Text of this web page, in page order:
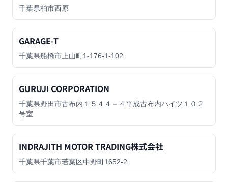
千葉県柏市西原
GARAGE-T
千葉県船橋市上山町1-176-1-102
GURUJI CORPORATION
千葉県野田市古布内１５４４－４平成古布内ハイツ１０２
号室
INDRAJITH MOTOR TRADING株式会社
千葉県千葉市若葉区中野町1652-2